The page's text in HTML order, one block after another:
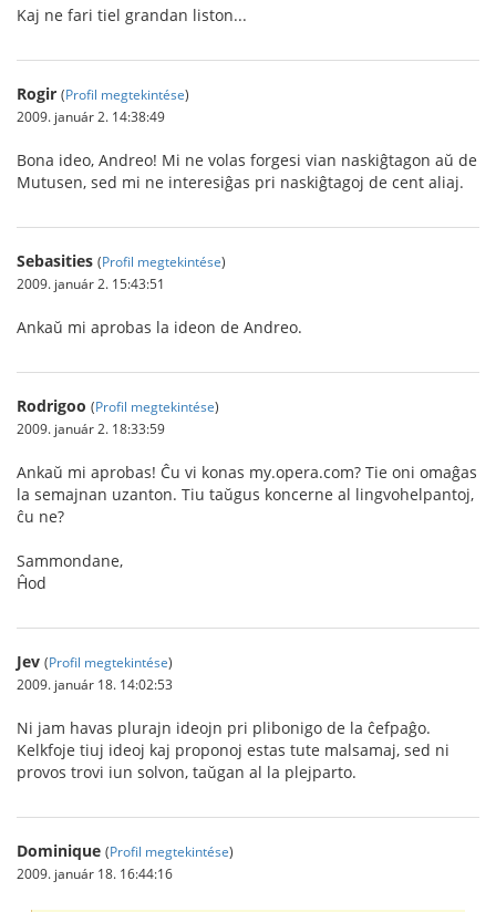
Kaj ne fari tiel grandan liston...
Rogir (Profil megtekintése)
2009. január 2. 14:38:49
Bona ideo, Andreo! Mi ne volas forgesi vian naskiĝtagon aŭ de
Mutusen, sed mi ne interesiĝas pri naskiĝtagoj de cent aliaj.
Sebasities (Profil megtekintése)
2009. január 2. 15:43:51
Ankaŭ mi aprobas la ideon de Andreo.
Rodrigoo (Profil megtekintése)
2009. január 2. 18:33:59
Ankaŭ mi aprobas! Ĉu vi konas my.opera.com? Tie oni omaĝas
la semajnan uzanton. Tiu taŭgus koncerne al lingvohelpantoj,
ĉu ne?
Sammondane,
Ĥod
Jev (Profil megtekintése)
2009. január 18. 14:02:53
Ni jam havas plurajn ideojn pri plibonigo de la ĉefpaĝo.
Kelkfoje tiuj ideoj kaj proponoj estas tute malsamaj, sed ni
provos trovi iun solvon, taŭgan al la plejparto.
Dominique (Profil megtekintése)
2009. január 18. 16:44:16